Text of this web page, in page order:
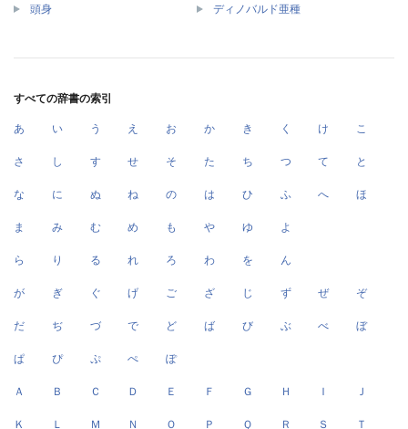
頭身 ディノバルド亜種
すべての辞書の索引
あ い う え お か き く け こ
さ し す せ そ た ち つ て と
な に ぬ ね の は ひ ふ へ ほ
ま み む め も や ゆ よ
ら り る れ ろ わ を ん
が ぎ ぐ げ ご ざ じ ず ぜ ぞ
だ ぢ づ で ど ば び ぶ べ ぼ
ぱ ぴ ぷ ぺ ぽ
Ａ Ｂ Ｃ Ｄ Ｅ Ｆ Ｇ Ｈ Ｉ Ｊ
Ｋ Ｌ Ｍ Ｎ Ｏ Ｐ Ｑ Ｒ Ｓ Ｔ